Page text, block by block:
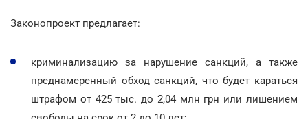
Законопроект предлагает:
криминализацию за нарушение санкций, а также
преднамеренный обход санкций, что будет караться
штрафом от 425 тыс. до 2,04 млн грн или лишением